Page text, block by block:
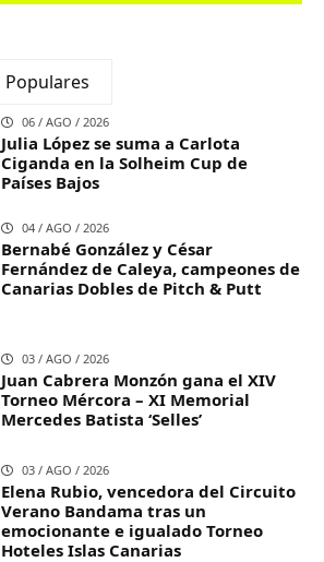
Populares
06 / AGO / 2026
Julia López se suma a Carlota
Ciganda en la Solheim Cup de
Países Bajos
04 / AGO / 2026
Bernabé González y César
Fernández de Caleya, campeones de
Canarias Dobles de Pitch & Putt
03 / AGO / 2026
Juan Cabrera Monzón gana el XIV
Torneo Mércora – XI Memorial
Mercedes Batista ‘Selles’
03 / AGO / 2026
Elena Rubio, vencedora del Circuito
Verano Bandama tras un
emocionante e igualado Torneo
Hoteles Islas Canarias